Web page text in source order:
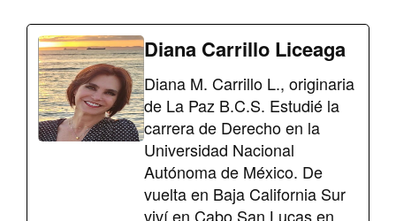
Diana Carrillo Liceaga
Diana M. Carrillo L., originaria
de La Paz B.C.S. Estudié la
carrera de Derecho en la
Universidad Nacional
Autónoma de México. De
vuelta en Baja California Sur
viví en Cabo San Lucas en